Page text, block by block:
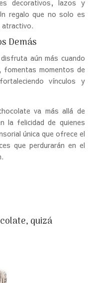
decorativos, lazos y
regalo que no solo es
atractivo.
Demás
aún más cuando
fomentas momentos de
vínculos y
va más allá de
la felicidad de quienes
única que ofrece el
que perdurarán en el
quizá